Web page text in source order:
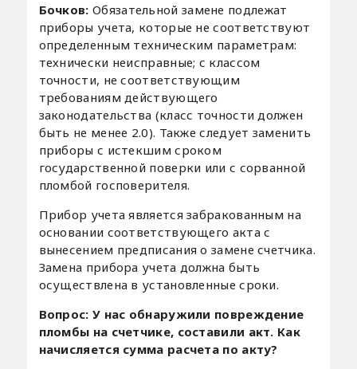
Бочков: Обязательной замене подлежат
приборы учета, которые не соответствуют
определенным техническим параметрам:
технически неисправные; с классом
точности, не соответствующим
требованиям действующего
законодательства (класс точности должен
быть не менее 2.0). Также следует заменить
приборы с истекшим сроком
государственной поверки или с сорванной
пломбой госповерителя.
Прибор учета является забракованным на
основании соответствующего акта с
вынесением предписания о замене счетчика.
Замена прибора учета должна быть
осуществлена в установленные сроки.
Вопрос: У нас обнаружили повреждение
пломбы на счетчике, составили акт. Как
начисляется сумма расчета по акту?